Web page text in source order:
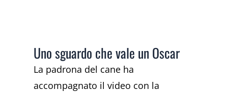
Uno sguardo che vale un Oscar
La padrona del cane ha
accompagnato il video con la